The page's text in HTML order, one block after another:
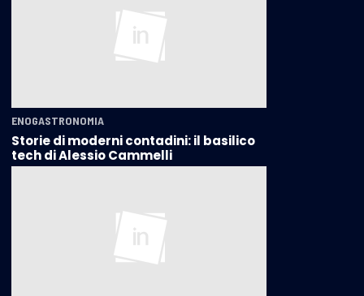
ENOGASTRONOMIA
Storie di moderni contadini: il basilico
tech di Alessio Cammelli